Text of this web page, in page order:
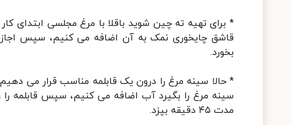
بخورد.
* حالا سینه مرغ را درون یک قابلمه مناسب قرار می
سینه مرغ را بگیرد آب اضافه می کنیم، سپس قابلمه
مدت ۴۵ دقیقه بپزد.